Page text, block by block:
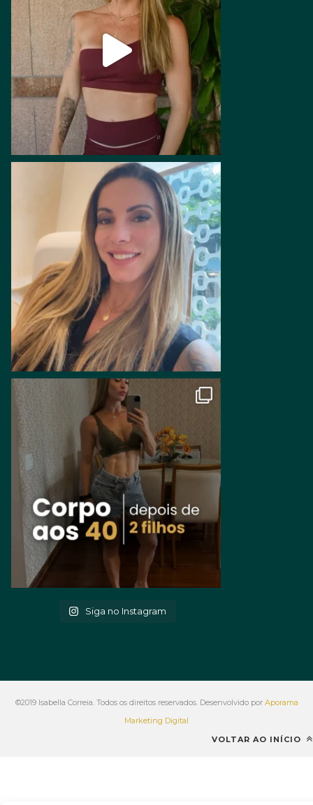
Siga no Instagram
©2019 Isabella Correia. Todos os direitos reservados. Desenvolvido por Aporama
Marketing Digital
VOLTAR AO INÍCIO